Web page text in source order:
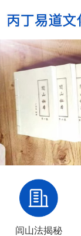
闾山法揭秘